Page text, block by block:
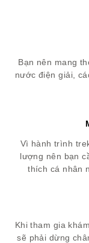
Bạn nên mang
nước điện giải,
Vì hành trình
lượng nên bạn
thích cá nhân
Khi tham gia
sẽ phải dừng